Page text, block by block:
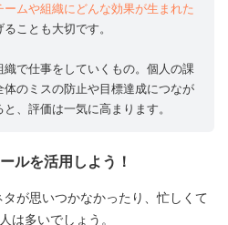
ームや組織にどんな効果が生まれた
ことも大切です。
織で仕事をしていくもの。個人の課
体のミスの防止や目標達成につなが
、評価は一気に高まります。
ルを活用しよう！
が思いつかなかったり、忙しくて
は多いでしょう。